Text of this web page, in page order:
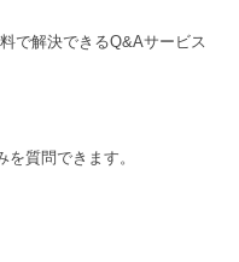
で解決できるQ&Aサービス
質問できます。